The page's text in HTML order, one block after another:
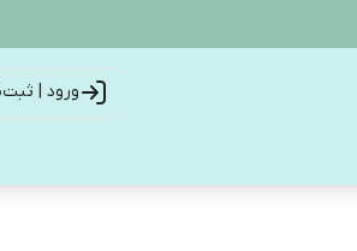
ورود |